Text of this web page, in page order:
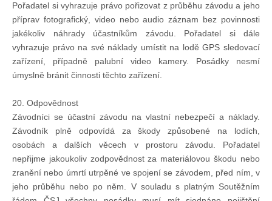
Pořadatel si vyhrazuje právo pořizovat z průběhu závodu a jeho
příprav fotografický, video nebo audio záznam bez povinnosti
jakékoliv náhrady účastníkům závodu. Pořadatel si dále
vyhrazuje právo na své náklady umístit na lodě GPS sledovací
zařízení, případně palubní video kamery. Posádky nesmí
úmyslně bránit činnosti těchto zařízení.
20. Odpovědnost
Závodníci se účastní závodu na vlastní nebezpečí a náklady.
Závodník plně odpovídá za škody způsobené na lodích,
osobách a dalších věcech v prostoru závodu. Pořadatel
nepřijme jakoukoliv zodpovědnost za materiálovou škodu nebo
zranění nebo úmrtí utrpěné ve spojení se závodem, před ním, v
jeho průběhu nebo po něm. V souladu s platným Soutěžním